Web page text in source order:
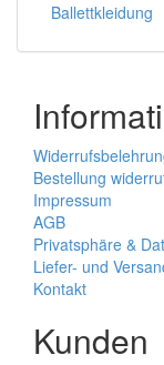
Ballettkleidung
Bestellung
Impressum
AGB
Privatsphäre &
Liefer- und
Kontakt
Kunden